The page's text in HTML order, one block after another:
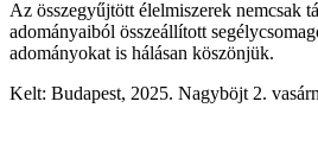
Az összegyűjtött élelmiszerek nemcsak
adományaiból összeállított
adományokat is hálásan köszönjük.
Kelt: Budapest, 2025. Nagyböjt 2.